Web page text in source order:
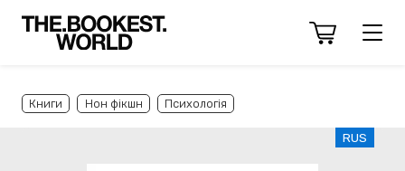
Книги Нон фікшн Психологія
RUS